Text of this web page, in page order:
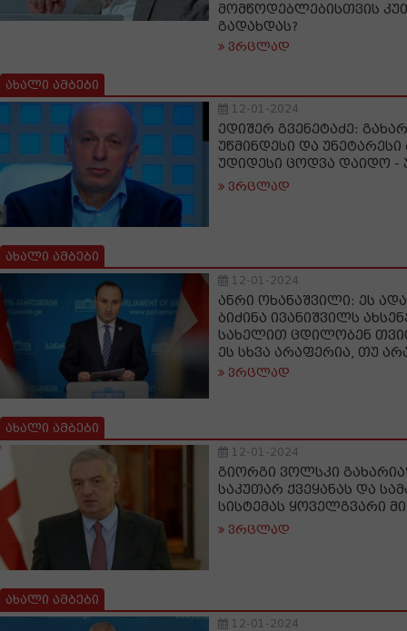
მომწოდებლებისთვის
გადახდას?
ვრცლად
ახალი ამბები
12-01-2024
ედიშერ გვენეტაძე:
უწმინდესი და
უდიდესი ცოდვა დაიდო -
ვრცლად
ახალი ამბები
12-01-2024
ანრი ოხანაშვილი: ეს
ბიძინა ივანიშვილს
სახელით ცდილობენ
ეს სხვა არაფერია, თუ
ვრცლად
ახალი ამბები
12-01-2024
გიორგი ვოლსკი
საკუთარ ქვეყანას და
სისტემას ყოველგვარი
ვრცლად
ახალი ამბები
12-01-2024